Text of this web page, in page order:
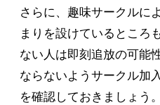
さらに、趣味サークルに
まりを設けているところ
ない人は即刻追放の可能
ならないようサークル加
を確認しておきましょう。